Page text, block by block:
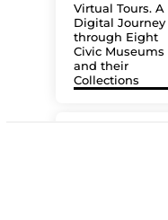
Virtual Tours. A
Digital Journey
through Eight
Civic Museums
and their
Collections